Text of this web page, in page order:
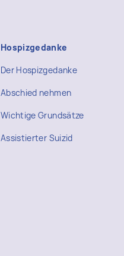
Hospizgedanke
Der Hospizgedanke
Abschied nehmen
Wichtige Grundsätze
Assistierter Suizid